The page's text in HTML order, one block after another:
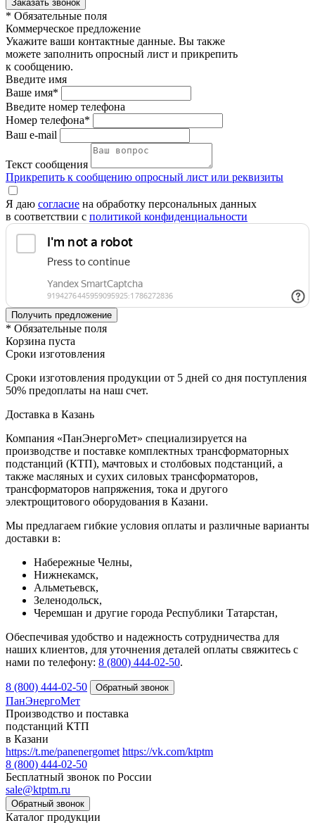
* Обязательные поля
Коммерческое предложение
Укажите ваши контактные данные. Вы также
можете заполнить опросный лист и прикрепить
к сообщению.
Введите имя
Ваше имя*
Введите номер телефона
Номер телефона*
Ваш e-mail
Текст сообщения
Прикрепить к сообщению опросный лист или реквизиты
Я даю согласие на обработку персональных данных
в соответствии с политикой конфиденциальности
* Обязательные поля
Корзина пуста
Сроки изготовления
Сроки изготовления продукции от 5 дней со дня поступления
50% предоплаты на наш счет.
Доставка в Казань
Компания «ПанЭнергоМет» специализируется на
производстве и поставке комплектных трансформаторных
подстанций (КТП), мачтовых и столбовых подстанций, а
также масляных и сухих силовых трансформаторов,
трансформаторов напряжения, тока и другого
электрощитового оборудования в Казани.
Мы предлагаем гибкие условия оплаты и различные варианты
доставки в:
Набережные Челны,
Нижнекамск,
Альметьевск,
Зеленодольск,
Черемшан и другие города Республики Татарстан,
Обеспечивая удобство и надежность сотрудничества для
наших клиентов, для уточнения деталей оплаты свяжитесь с
нами по телефону: 8 (800) 444-02-50.
8 (800) 444-02-50
ПанЭнергоМет
Производство и поставка
подстанций КТП
в Казани
https://t.me/panenergomet https://vk.com/ktptm
8 (800) 444-02-50
Бесплатный звонок по России
sale@ktptm.ru
Каталог продукции